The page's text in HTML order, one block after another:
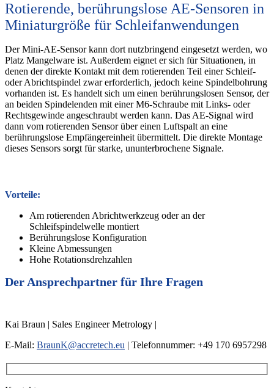
Rotierende, berührungslose AE-Sensoren in
Miniaturgröße für Schleifanwendungen
Der Mini-AE-Sensor kann dort nutzbringend eingesetzt werden, wo
Platz Mangelware ist. Außerdem eignet er sich für Situationen, in
denen der direkte Kontakt mit dem rotierenden Teil einer Schleif-
oder Abrichtspindel zwar erforderlich, jedoch keine Spindelbohrung
vorhanden ist. Es handelt sich um einen berührungslosen Sensor, der
an beiden Spindelenden mit einer M6-Schraube mit Links- oder
Rechtsgewinde angeschraubt werden kann. Das AE-Signal wird
dann vom rotierenden Sensor über einen Luftspalt an eine
berührungslose Empfängereinheit übermittelt. Die direkte Montage
dieses Sensors sorgt für starke, ununterbrochene Signale.
Vorteile:
Am rotierenden Abrichtwerkzeug oder an der
Schleifspindelwelle montiert
Berührungslose Konfiguration
Kleine Abmessungen
Hohe Rotationsdrehzahlen
Der Ansprechpartner für Ihre Fragen
Kai Braun | Sales Engineer Metrology |
E-Mail: BraunK@accretech.eu | Telefonnummer: +49 170 6957298